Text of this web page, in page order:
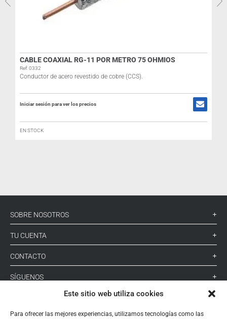
Este sitio web utiliza cookies
Para ofrecer las mejores experiencias, utilizamos tecnologías como las
CABLE COAXIAL RG-11 POR METRO 75 OHMIOS
Ref: 0332
Conductor de acero revestido de cobre (CCS).
Iniciar sesión para ver los precios
EN STOCK
SOBRE NOSOTROS
TU CUENTA
CONTACTO
SÍGUENOS